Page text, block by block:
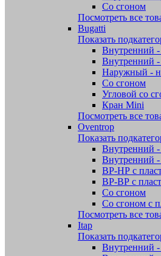
Со сгоном
Посмотреть все
Bugatti
Показать
Внутренний
Внутренний
Наружный -
Со сгоном
Угловой со
Кран Mini
Посмотреть все
Oventrop
Показать
Внутренний
Внутренний
ВР-НР с
ВР-ВР с
Со сгоном
Со сгоном с
Посмотреть все
Itap
Показать
Внутренний